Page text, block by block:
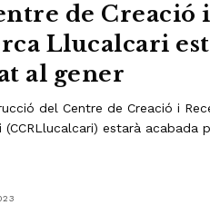
de Creació i
Llucalcari
al gener
del Centre de Creació i
(CCRLlucalcari) estarà acabada